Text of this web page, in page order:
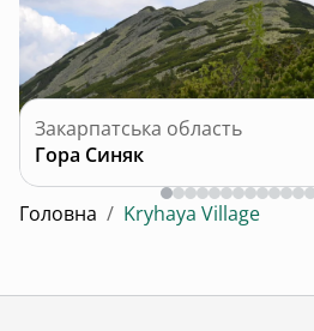
Закарпатська область
Гора Синяк
Головна / Kryhaya Village